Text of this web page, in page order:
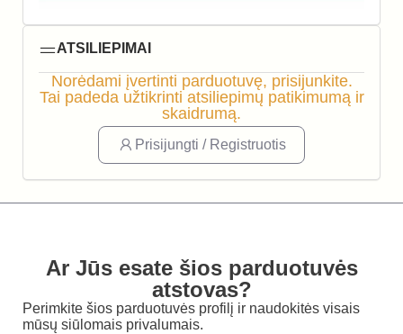
ATSILIEPIMAI
Norėdami įvertinti parduotuvę, prisijunkite.
Tai padeda užtikrinti atsiliepimų patikimumą ir
skaidrumą.
Prisijungti / Registruotis
Ar Jūs esate šios parduotuvės
atstovas?
Perimkite šios parduotuvės profilį ir naudokitės visais
mūsų siūlomais privalumais.